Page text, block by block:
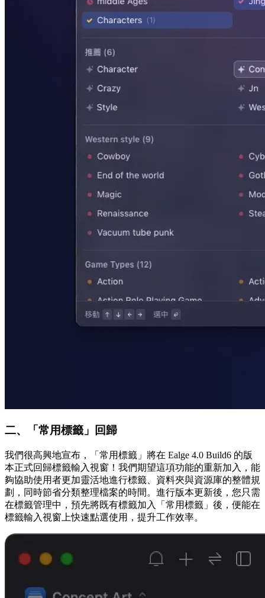
二、「常用標籤」回歸
我們很高興地宣布，「常用標籤」將在 Ealge 4.0 Build6 的版
本正式回歸標籤輸入視窗！我們期望這項功能的重新加入，能
夠協助使用者更加靈活地進行標籤、資料夾與資源庫的整體規
劃，同時節省分類整理檔案的時間。進行版本更新後，您只需
在標籤管理中，預先將既有標籤加入「常用標籤」後，便能在
標籤輸入視窗上快速點選使用，提升工作效率。